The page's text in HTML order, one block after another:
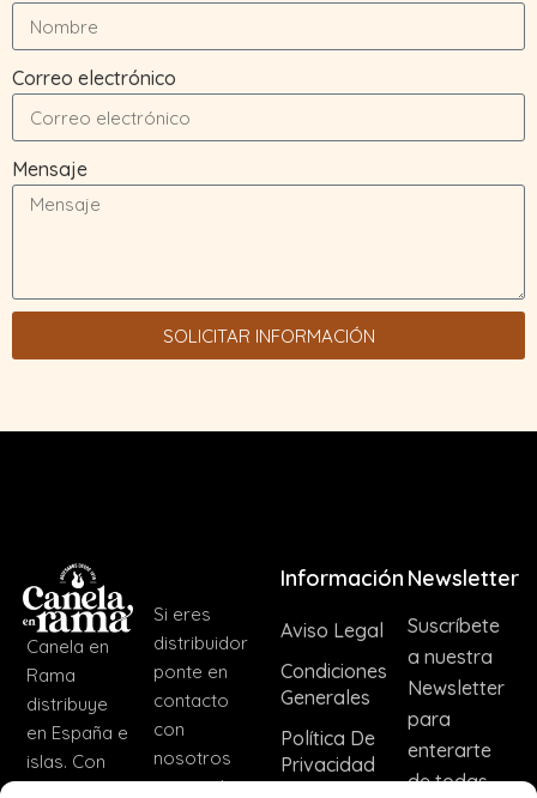
Correo electrónico
Mensaje
SOLICITAR INFORMACIÓN
Canela en
Rama
distribuye
en España e
islas. Con
Si eres
distribuidor
ponte en
contacto
con
nosotros
para incluir
Información
Aviso Legal
Condiciones
Generales
Política De
Privacidad
Newsletter
Suscríbete
a nuestra
Newsletter
para
enterarte
de todas